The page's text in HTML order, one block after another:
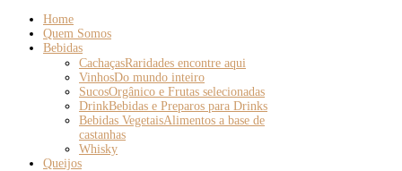
Home
Quem Somos
Bebidas
CachaçasRaridades encontre aqui
VinhosDo mundo inteiro
SucosOrgânico e Frutas selecionadas
DrinkBebidas e Preparos para Drinks
Bebidas VegetaisAlimentos a base de
castanhas
Whisky
Queijos